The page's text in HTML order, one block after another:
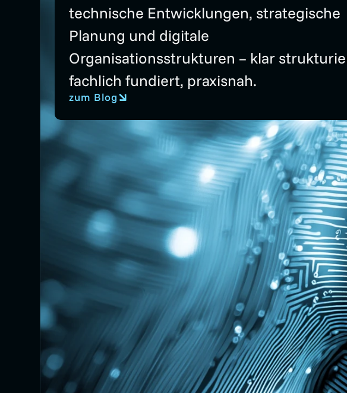
technische Entwicklungen, strategische
Planung und digitale
Organisationsstrukturen – klar
fachlich fundiert, praxisnah.
zum Blog